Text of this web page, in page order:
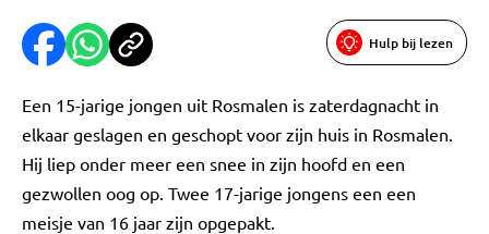
Hulp bij lezen
Een 15-jarige jongen uit Rosmalen is zaterdagnacht in
elkaar geslagen en geschopt voor zijn huis in Rosmalen.
Hij liep onder meer een snee in zijn hoofd en een
gezwollen oog op. Twee 17-jarige jongens een een
meisje van 16 jaar zijn opgepakt.